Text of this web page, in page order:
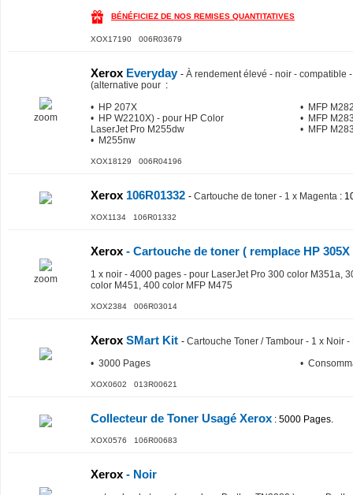
BÉNÉFICIEZ DE NOS REMISES QUANTITATIVES
XOX17190 006R03679
zoom
Xerox Everyday - À rendement élevé - noir - compatible
(alternative pour :
• HP 207X
• HP W2210X) - pour HP Color
LaserJet Pro M255dw
• M255nw
• MFP
• MFP
• MFP
XOX18129 006R04196
Xerox 106R01332 - Cartouche de toner - 1 x Magenta :
XOX1134 106R01332
zoom
Xerox - Cartouche de toner ( remplace HP 305X
1 x noir - 4000 pages - pour LaserJet Pro 300 color M351a,
color M451, 400 color MFP M475
XOX2384 006R03014
Xerox SMart Kit - Cartouche Toner / Tambour - 1 x Noir
• 3000 Pages
•
XOX0602 013R00621
Collecteur de Toner Usagé Xerox : 5000 Pages.
XOX0576 106R00683
Xerox - Noir